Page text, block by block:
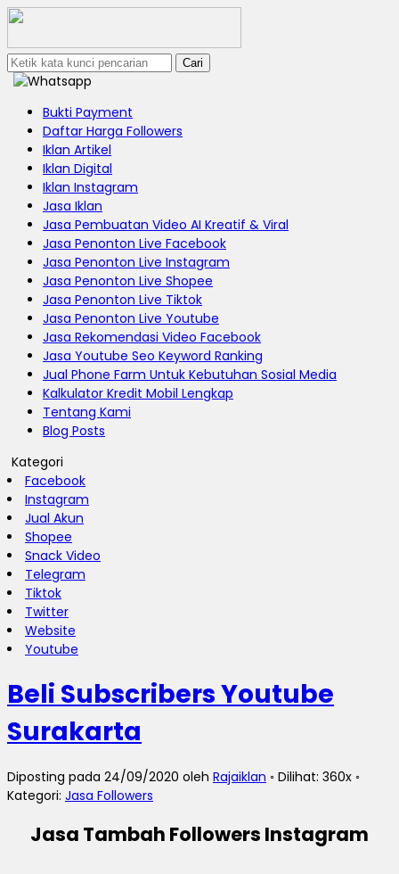
Cari
Bukti Payment
Daftar Harga Followers
Iklan Artikel
Iklan Digital
Iklan Instagram
Jasa Iklan
Jasa Pembuatan Video AI Kreatif & Viral
Jasa Penonton Live Facebook
Jasa Penonton Live Instagram
Jasa Penonton Live Shopee
Jasa Penonton Live Tiktok
Jasa Penonton Live Youtube
Jasa Rekomendasi Video Facebook
Jasa Youtube Seo Keyword Ranking
Jual Phone Farm Untuk Kebutuhan Sosial Media
Kalkulator Kredit Mobil Lengkap
Tentang Kami
Blog Posts
Kategori
Facebook
Instagram
Jual Akun
Shopee
Snack Video
Telegram
Tiktok
Twitter
Website
Youtube
Beli Subscribers Youtube
Surakarta
Diposting pada 24/09/2020 oleh Rajaiklan ◦ Dilihat: 360x ◦
Kategori: Jasa Followers
Jasa Tambah Followers Instagram